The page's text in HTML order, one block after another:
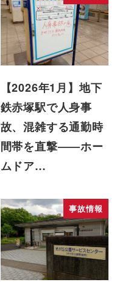
【2026年1月】地下
鉄赤塚駅で人身事
故、混雑する通勤時
間帯を直撃――ホー
ムドア…
事故情報